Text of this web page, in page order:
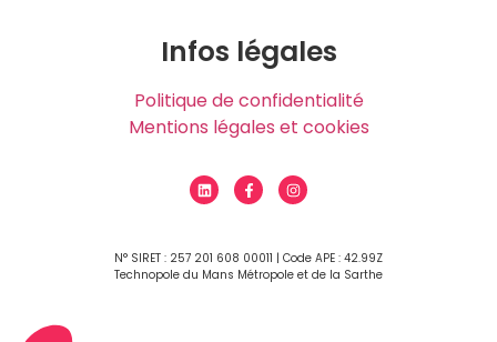
Infos légales
Politique de confidentialité
Mentions légales et cookies
N° SIRET : 257 201 608 00011 | Code APE : 42.99Z
Technopole du Mans Métropole et de la Sarthe